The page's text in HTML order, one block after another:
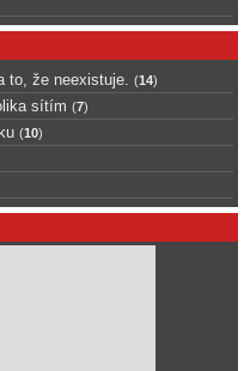
to, že neexistuje. (14)
sítím (7)
(10)